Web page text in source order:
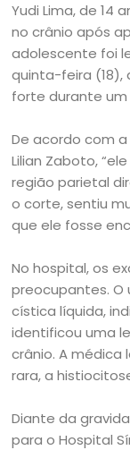
Yudi Lima, de 14
no crânio após
adolescente foi
quinta-feira (18),
forte durante
De acordo com
Lilian Zaboto,
região parietal
o corte, sentiu
que ele fosse
No hospital, os
preocupantes.
cística líquida,
identificou uma
crânio. A
rara, a
Diante da
para o Hospital